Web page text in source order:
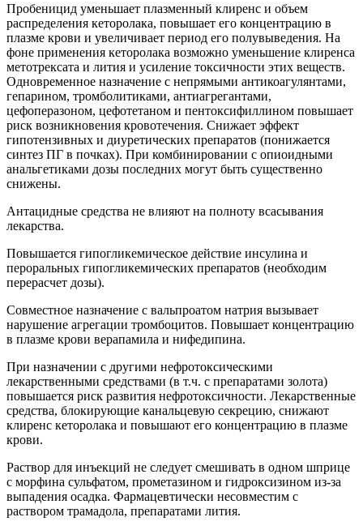
Пробеницид уменьшает плазменный клиренс и объем
распределения кеторолака, повышает его концентрацию в
плазме крови и увеличивает период его полувыведения. На
фоне применения кеторолака возможно уменьшение клиренса
метотрексата и лития и усиление токсичности этих веществ.
Одновременное назначение с непрямыми антикоагулянтами,
гепарином, тромболитиками, антиагрегантами,
цефоперазоном, цефотетаном и пентоксифиллином повышает
риск возникновения кровотечения. Снижает эффект
гипотензивных и диуретических препаратов (понижается
синтез ПГ в почках). При комбинировании с опиоидными
анальгетиками дозы последних могут быть существенно
снижены.
Антацидные средства не влияют на полноту всасывания
лекарства.
Повышается гипогликемическое действие инсулина и
пероральных гипогликемических препаратов (необходим
перерасчет дозы).
Совместное назначение с вальпроатом натрия вызывает
нарушение агрегации тромбоцитов. Повышает концентрацию
в плазме крови верапамила и нифедипина.
При назначении с другими нефротоксическими
лекарственными средствами (в т.ч. с препаратами золота)
повышается риск развития нефротоксичности. Лекарственные
средства, блокирующие канальцевую секрецию, снижают
клиренс кеторолака и повышают его концентрацию в плазме
крови.
Раствор для инъекций не следует смешивать в одном шприце
с морфина сульфатом, прометазином и гидроксизином из-за
выпадения осадка. Фармацевтически несовместим с
раствором трамадола, препаратами лития.